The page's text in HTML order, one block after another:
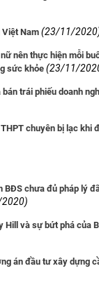
Nam (23/11/
nên thực hiện mỗi
sức khỏe (23/11/
trái phiếu doanh
chuyên bị lạc khi
BĐS chưa đủ pháp lý
Hill và sự bứt phá của
án đầu tư xây dựng